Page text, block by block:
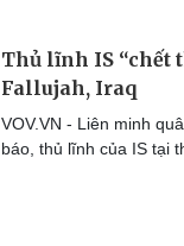
Thủ lĩnh IS “chết
Fallujah, Iraq
VOV.VN - Liên minh
báo, thủ lĩnh của IS tại